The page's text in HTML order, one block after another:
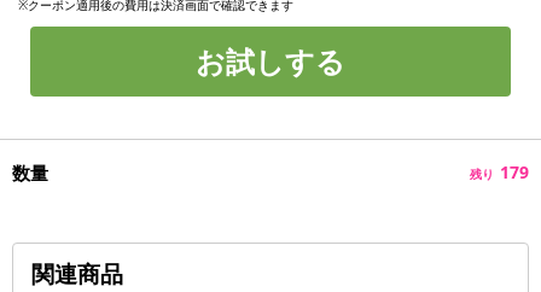
※クーポン適用後の費用は決済画面で確認できます
お試しする
数量 残り 179
関連商品